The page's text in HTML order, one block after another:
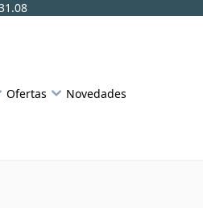
Ofertas Novedades